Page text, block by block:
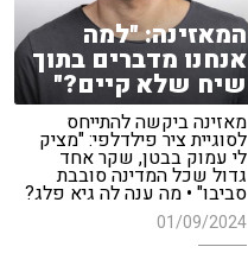
המאזינה: "למה
אנחנו מדברים בתוך
שיח שלא קיים?"
מאזינה ביקשה להתייחס
לסוגיית ציר פילדלפי: "מציק
לי עמוק בבטן, שקר אחד
גדול שכל המדינה סובבת
סביבו" • מה ענה לה גיא פלג?
01/09/2024